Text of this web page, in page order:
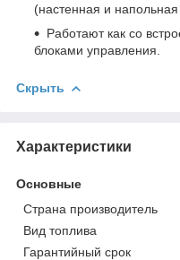
(настенная и напольная
Работают как со
блоками управления.
Скрыть
Характеристики
Основные
Страна производитель
Вид топлива
Гарантийный срок